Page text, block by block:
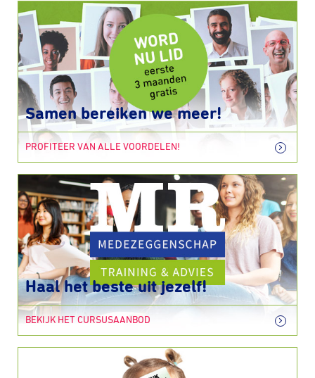
Samen bereiken we meer!
PROFITEER VAN ALLE VOORDELEN!
Haal het beste uit jezelf!
BEKIJK HET CURSUSAANBOD